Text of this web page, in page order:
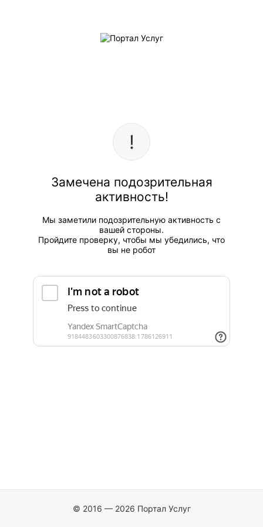
Замечена подозрительная
активность!
Мы заметили подозрительную активность с
вашей стороны.
Пройдите проверку, чтобы мы убедились, что
вы не робот
© 2016 — 2026 Портал Услуг